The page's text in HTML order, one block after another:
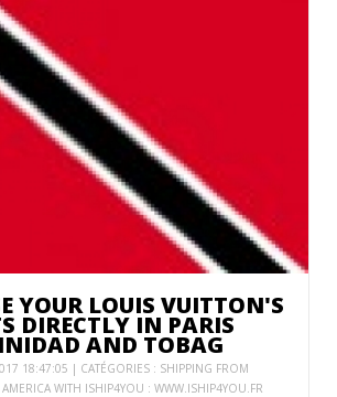
YOUR LOUIS VUITTON'S
DIRECTLY IN PARIS
AND TOBAG
18:47:05 | CATÉGORIES : SHIPPING FROM
WITH ISHIP4YOU : WWW.ISHIP4YOU.FR